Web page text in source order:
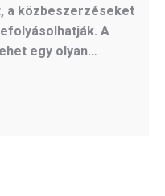
a közbeszerzéseket
A
egy olyan…